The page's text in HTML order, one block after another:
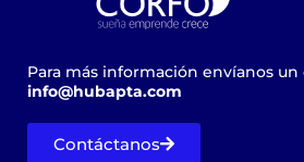
Para más información envíanos un
info@hubapta.com
Contáctanos